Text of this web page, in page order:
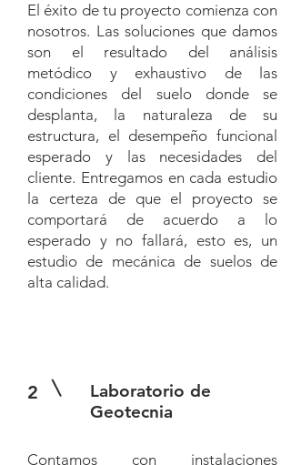
El éxito de tu proyecto comienza con
nosotros. Las soluciones que damos
son el resultado del análisis
metódico y exhaustivo de las
condiciones del suelo donde se
desplanta, la naturaleza de su
estructura, el desempeño funcional
esperado y las necesidades del
cliente. Entregamos en cada estudio
la certeza de que el proyecto se
comportará de acuerdo a lo
esperado y no fallará, esto es, un
estudio de mecánica de suelos de
alta calidad.
2
Laboratorio de
Geotecnia
Contamos con instalaciones